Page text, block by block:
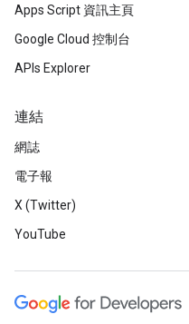
Apps Script 資訊主頁
Google Cloud 控制台
APIs Explorer
連結
網誌
電子報
X (Twitter)
YouTube